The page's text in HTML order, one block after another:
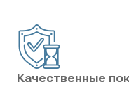
Качественные